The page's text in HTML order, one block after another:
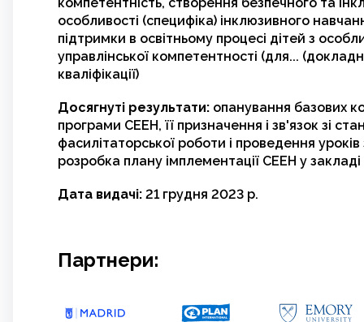
особливості (специфіка) інклюзивного
підтримки в освітньому процесі дітей з
управлінської компетентності (для...
кваліфікації)
Досягнуті результати: опанування базових
програми СЕЕН, її призначення і зв'язок зі
фасилітаторської роботи і проведення
розробка плану імплементації СЕЕН у закладі
Дата видачі: 21 грудня 2023 р.
Партнери: